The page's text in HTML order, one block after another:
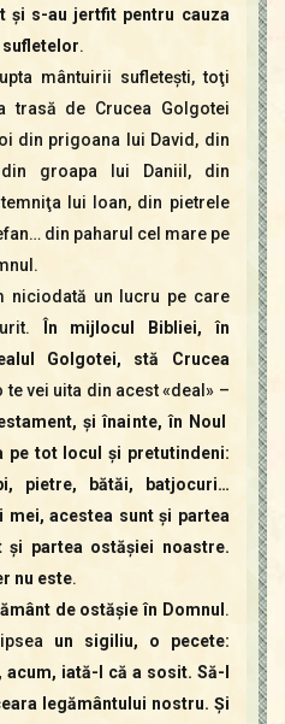
şi s-au jertfit pentru cauza
sufletelor.
mântuirii sufleteşti, toţi
trasă de Crucea Golgotei
din prigoana lui David, din
groapa lui Daniil, din
lui Ioan, din pietrele
din paharul cel mare pe
niciodată un lucru pe care
În mijlocul Bibliei, în
Golgotei, stă Crucea
te vei uita din acest «deal» –
şi înainte, în Noul
pe tot locul şi pretutindeni:
pietre, bătăi, batjocuri…
acestea sunt şi partea
şi partea ostăşiei noastre.
nu este.
de ostăşie în Domnul .
un sigiliu, o pecete:
iată-l că a sosit. Să-l
legământului nostru. Şi